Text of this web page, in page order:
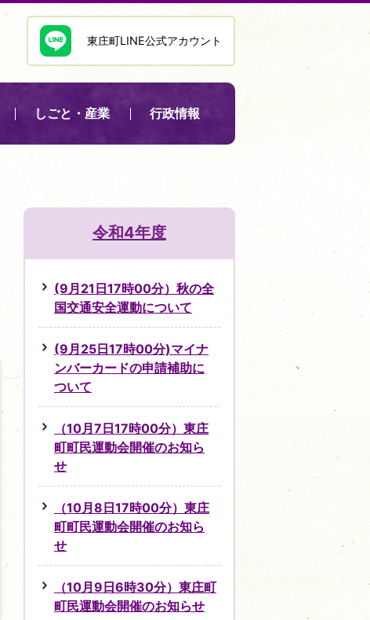
東庄町LINE公式アカウント
しごと・産業 行政情報
令和4年度
(9月21日17時00分）秋の全
国交通安全運動について
(9月25日17時00分)マイナ
ンバーカードの申請補助に
ついて
（10月7日17時00分）東庄
町町民運動会開催のお知ら
せ
（10月8日17時00分）東庄
町町民運動会開催のお知ら
せ
（10月9日6時30分）東庄町
町民運動会開催のお知らせ